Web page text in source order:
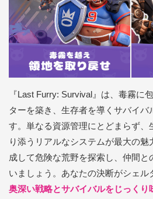
『Last Furry: Survival』は、毒霧に
ターを築き、生存者を導くサバイバ
す。単なる資源管理にとどまらず、
り添うリアルなシステムが最大の
成して危険な荒野を探索し、仲間
いましょう。あなたの決断がシェル
奥深い戦略とサバイバルをじっくり